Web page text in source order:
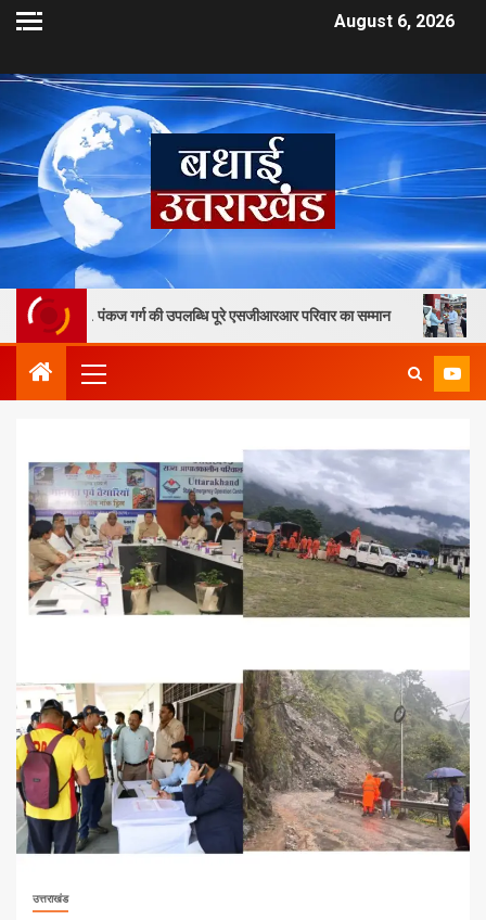
August 6, 2026
गर्ग की उपलब्धि पूरे एसजीआरआर परिवार का सम्मान एमडीडीए उपाध्यक्ष
उत्तराखंड